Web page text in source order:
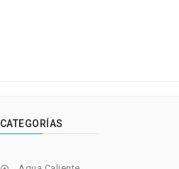
CATEGORÍAS